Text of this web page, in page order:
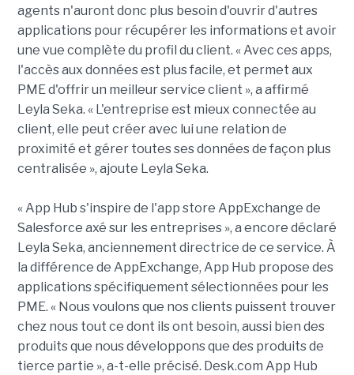
agents n'auront donc plus besoin d'ouvrir d'autres
applications pour récupérer les informations et avoir
une vue complète du profil du client. « Avec ces apps,
l'accès aux données est plus facile, et permet aux
PME d'offrir un meilleur service client », a affirmé
Leyla Seka. « L'entreprise est mieux connectée au
client, elle peut créer avec lui une relation de
proximité et gérer toutes ses données de façon plus
centralisée », ajoute Leyla Seka.
« App Hub s'inspire de l'app store AppExchange de
Salesforce axé sur les entreprises », a encore déclaré
Leyla Seka, anciennement directrice de ce service. À
la différence de AppExchange, App Hub propose des
applications spécifiquement sélectionnées pour les
PME. « Nous voulons que nos clients puissent trouver
chez nous tout ce dont ils ont besoin, aussi bien des
produits que nous développons que des produits de
tierce partie », a-t-elle précisé. Desk.com App Hub